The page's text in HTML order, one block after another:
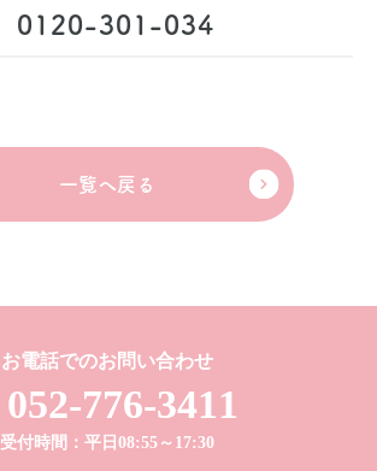
0120-301-034
一覧へ戻る
お電話でのお問い合わせ
052-776-3411
受付時間：平日08:55～17:30